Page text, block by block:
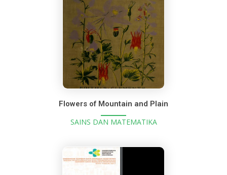
Flowers of Mountain and Plain
SAINS DAN MATEMATIKA